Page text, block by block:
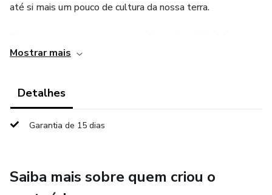
até si mais um pouco de cultura da nossa terra.
uma tecedeira de Pardilhó, com 81 anos, ainda fabrica
Mostrar mais
Detalhes
Garantia de 15 dias
Saiba mais sobre quem criou o